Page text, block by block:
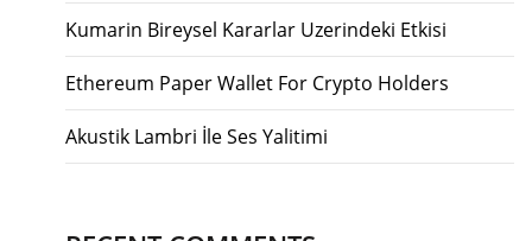
Kumarin Bireysel Kararlar Uzerindeki Etkisi
Ethereum Paper Wallet For Crypto Holders
Akustik Lambri İle Ses Yalitimi